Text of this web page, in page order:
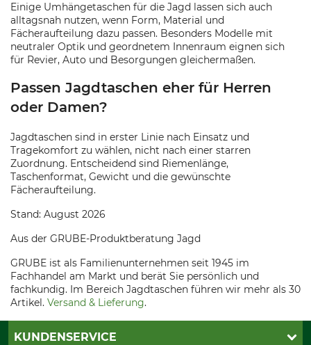
Einige Umhängetaschen für die Jagd lassen sich auch
alltagsnah nutzen, wenn Form, Material und
Fächeraufteilung dazu passen. Besonders Modelle mit
neutraler Optik und geordnetem Innenraum eignen sich
für Revier, Auto und Besorgungen gleichermaßen.
Passen Jagdtaschen eher für Herren
oder Damen?
Jagdtaschen sind in erster Linie nach Einsatz und
Tragekomfort zu wählen, nicht nach einer starren
Zuordnung. Entscheidend sind Riemenlänge,
Taschenformat, Gewicht und die gewünschte
Fächeraufteilung.
Stand: August 2026
Aus der GRUBE-Produktberatung Jagd
GRUBE ist als Familienunternehmen seit 1945 im
Fachhandel am Markt und berät Sie persönlich und
fachkundig. Im Bereich Jagdtaschen führen wir mehr als 30
Artikel. Versand & Lieferung.
KUNDENSERVICE